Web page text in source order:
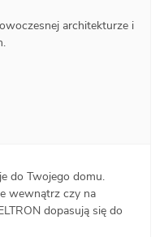
architekturze i
do Twojego domu.
wewnątrz czy na
dopasują się do